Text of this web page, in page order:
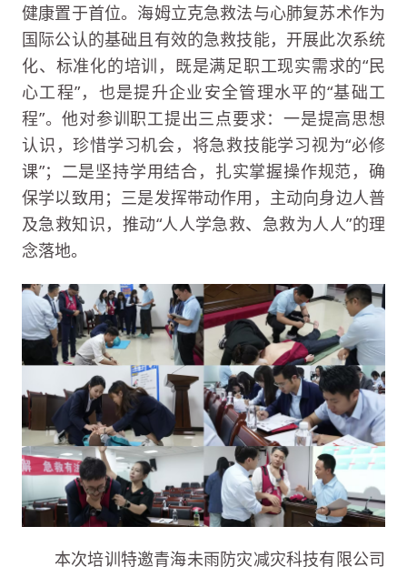
健康置于首位。海姆立克急救法与心肺复苏术作为
国际公认的基础且有效的急救技能，开展此次系统
化、标准化的培训，既是满足职工现实需求的“民
心工程”，也是提升企业安全管理水平的“基础工
程”。他对参训职工提出三点要求：一是提高思想
认识，珍惜学习机会，将急救技能学习视为“必修
课”；二是坚持学用结合，扎实掌握操作规范，确
保学以致用；三是发挥带动作用，主动向身边人普
及急救知识，推动“人人学急救、急救为人人”的理
念落地。
本次培训特邀青海未雨防灾减灾科技有限公司